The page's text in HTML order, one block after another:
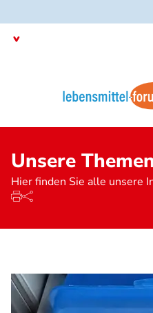
zum
Inhalt
Unsere
Hier finden Sie alle unsere